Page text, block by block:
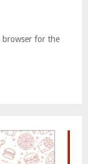
browser for the